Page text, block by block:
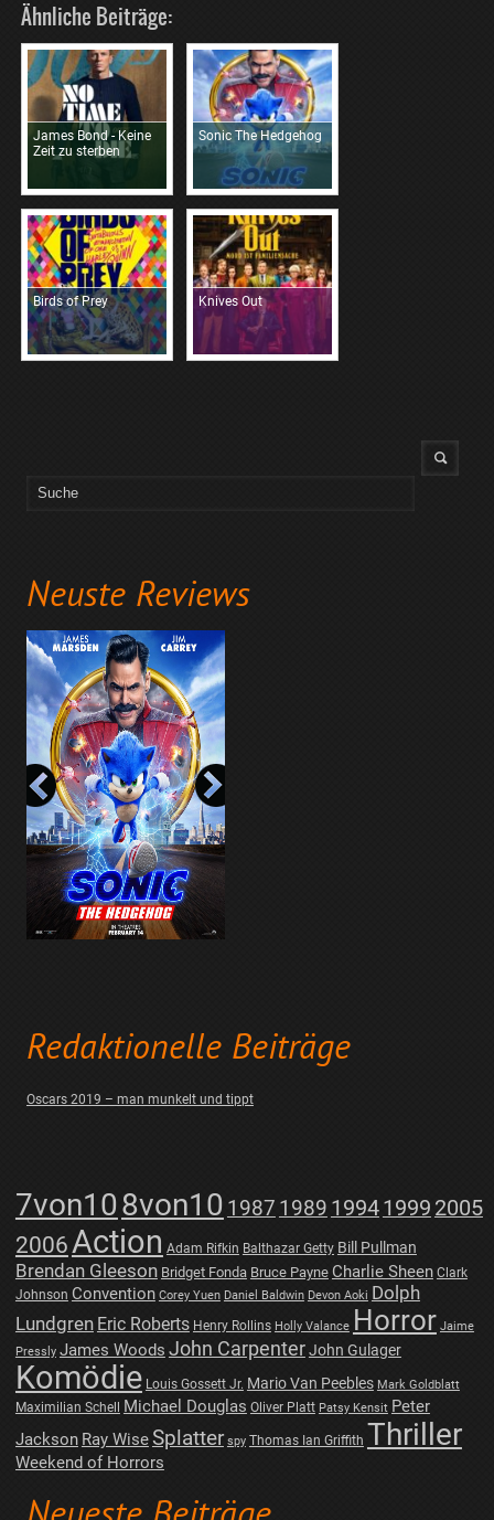
Neuste Reviews
Redaktionelle Beiträge
Oscars 2019 – man munkelt und tippt
7von108von10 1987 1989 19941999 2005
2006Action Adam Rifkin Balthazar Getty Bill Pullman
Brendan Gleeson Bridget Fonda Bruce Payne Charlie Sheen Clark
Johnson Convention Corey Yuen Daniel Baldwin Devon Aoki Dolph
Lundgren Eric Roberts Henry Rollins Holly Valance Horror Jaime
Pressly James Woods John CarpenterJohn Gulager
Komödie Louis Gossett Jr. Mario Van Peebles Mark Goldblatt
Maximilian Schell Michael Douglas Oliver Platt Patsy Kensit Peter
Jackson Ray WiseSplatter spy Thomas Ian Griffith Thriller
Weekend of Horrors
Ähnliche Beiträge:
James Bond - Keine
Zeit zu sterben
Sonic The Hedgehog
Birds of Prey Knives Out